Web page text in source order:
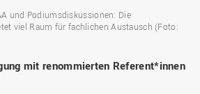
und Podiumsdiskussionen: Die
viel Raum für fachlichen Austausch (Foto:
mit renommierten Referent*innen